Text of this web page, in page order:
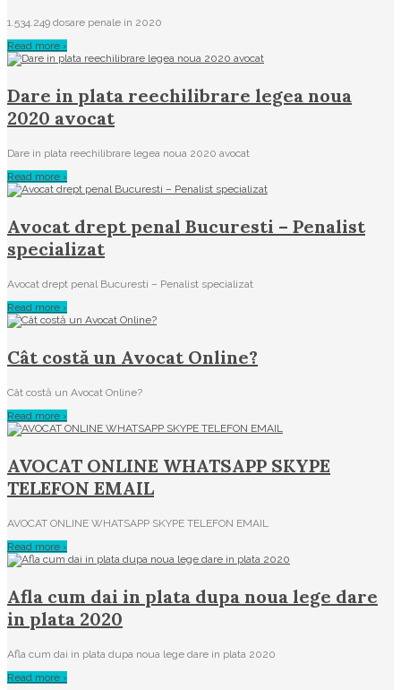
1.534.249 dosare penale in 2020
Read more ›
Dare in plata reechilibrare legea noua
2020 avocat
Dare in plata reechilibrare legea noua 2020 avocat
Read more ›
Avocat drept penal Bucuresti – Penalist
specializat
Avocat drept penal Bucuresti – Penalist specializat
Read more ›
Cât costă un Avocat Online?
Cât costă un Avocat Online?
Read more ›
AVOCAT ONLINE WHATSAPP SKYPE
TELEFON EMAIL
AVOCAT ONLINE WHATSAPP SKYPE TELEFON EMAIL
Read more ›
Afla cum dai in plata dupa noua lege dare
in plata 2020
Afla cum dai in plata dupa noua lege dare in plata 2020
Read more ›